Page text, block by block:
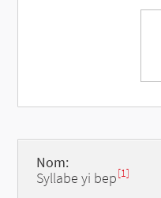
Nom:
Syllabe yi bep[1]